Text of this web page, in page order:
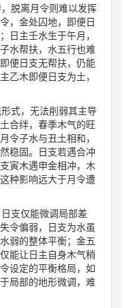
脱离月令则难以发挥
，金处囚地，即便日
日主壬水生于午月，
水帮扶，水五行也难
便日支无帮扶，仍能
乙木即便日支为土，
式，无法削弱其主导
合绊，春季木气的旺
令子水与丑土相和，
稳固。日支若遇合冲
寅木遇申金相冲，木
种影响远大于月令遭
支仅能微调局部差
令偏弱，日支为水虽
弱的整体平衡；金五
能让日主自身木气稍
设定的平衡格局，如
局部的地形微调，难